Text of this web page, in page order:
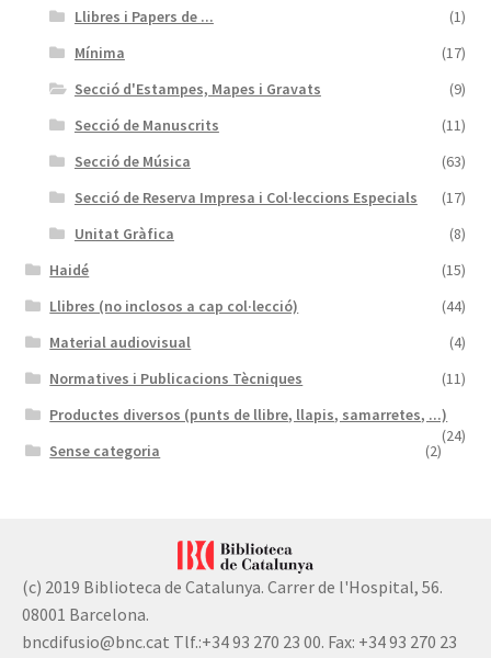
Llibres i Papers de ...
(1)
Mínima
(17)
Secció d'Estampes, Mapes i Gravats
(9)
Secció de Manuscrits
(11)
Secció de Música
(63)
Secció de Reserva Impresa i Col·leccions Especials
(17)
Unitat Gràfica
(8)
Haidé
(15)
Llibres (no inclosos a cap col·lecció)
(44)
Material audiovisual
(4)
Normatives i Publicacions Tècniques
(11)
Productes diversos (punts de llibre, llapis, samarretes, ...)
(24)
Sense categoria (2)
(c) 2019 Biblioteca de Catalunya. Carrer de l'Hospital, 56.
08001 Barcelona.
bncdifusio@bnc.cat Tlf.:+34 93 270 23 00. Fax: +34 93 270 23